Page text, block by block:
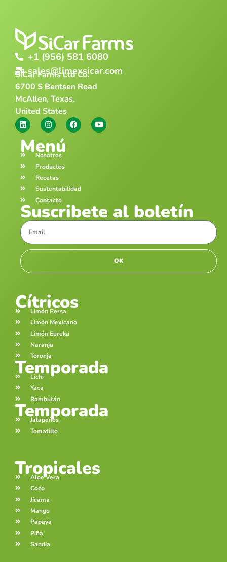
+1 (956) 581 6080
sales@limexsicar.com
SiCar Farms Ltd Co.
6700 S Bentsen Road
McAllen, Texas.
United States
Menú
Nosotros
Productos
Recetas
Sustentabilidad
Contacto
Suscribete al boletín
OK
Cítricos
Limón Persa
Limón Mexicano
Limón Eureka
Naranja
Toronja
Temporada
Lichi
Yaca
Rambután
Temporada
Jalapeños
Tomatillo
Tropicales
Aloe Vera
Coco
Jícama
Mango
Papaya
Piña
Sandía